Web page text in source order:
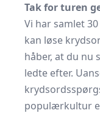
Tak for turen
Vi har samlet
kan løse
håber, at du nu
ledte efter.
populærkultur